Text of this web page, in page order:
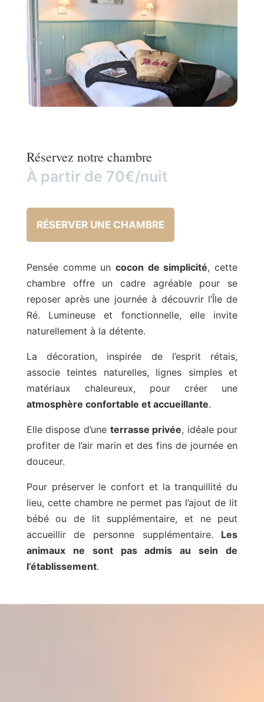
Réservez notre chambre
À partir de 70€/nuit
RÉSERVER UNE CHAMBRE
Pensée comme un cocon de simplicité, cette
chambre offre un cadre agréable pour se
reposer après une journée à découvrir l’Île de
Ré. Lumineuse et fonctionnelle, elle invite
naturellement à la détente.
La décoration, inspirée de l’esprit rétais,
associe teintes naturelles, lignes simples et
matériaux chaleureux, pour créer une
atmosphère confortable et accueillante.
Elle dispose d’une terrasse privée, idéale pour
profiter de l’air marin et des fins de journée en
douceur.
Pour préserver le confort et la tranquillité du
lieu, cette chambre ne permet pas l’ajout de lit
bébé ou de lit supplémentaire, et ne peut
accueillir de personne supplémentaire. Les
animaux ne sont pas admis au sein de
l’établissement.